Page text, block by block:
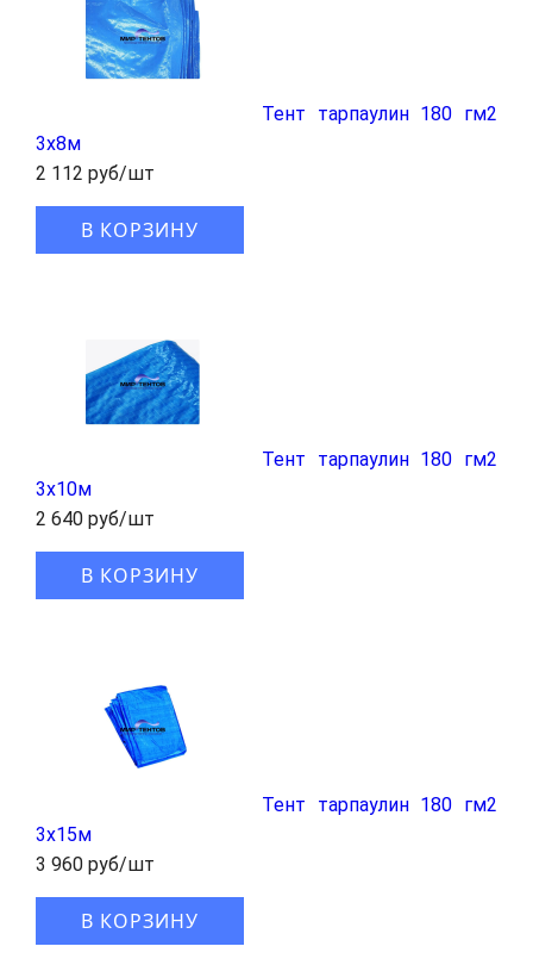
Тент тарпаулин 180 гм2
3x8м
2 112 руб/шт
В КОРЗИНУ
Тент тарпаулин 180 гм2
3x10м
2 640 руб/шт
В КОРЗИНУ
Тент тарпаулин 180 гм2
3x15м
3 960 руб/шт
В КОРЗИНУ